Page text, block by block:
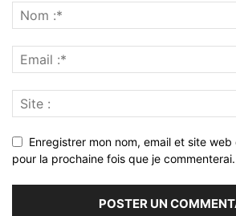
Enregistrer mon nom, email et site
pour la prochaine fois que je commenterai.